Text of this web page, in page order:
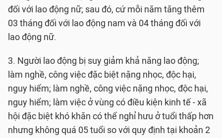
đối với lao động nữ; sau đó, cứ mỗi năm tăng thêm
03 tháng đối với lao động nam và 04 tháng đối với
lao động nữ.
3. Người lao động bị suy giảm khả năng lao động;
làm nghề, công việc đặc biệt nặng nhọc, độc hại,
nguy hiểm; làm nghề, công việc nặng nhọc, độc hại,
nguy hiểm; làm việc ở vùng có điều kiện kinh tế - xã
hội đặc biệt khó khăn có thể nghỉ hưu ở tuổi thấp hơn
nhưng không quá 05 tuổi so với quy định tại khoản 2